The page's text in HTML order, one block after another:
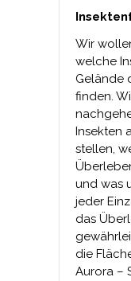
Wir
welche
Gelände
finden.
Insekten
stellen,
und was
jeder
das
die
Aurora –